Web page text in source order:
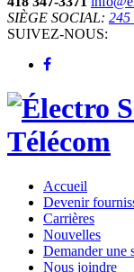
SIÈGE SOCIAL: 245
SUIVEZ-NOUS:
Accueil
Devenir
Carrières
Nouvelles
Demander une
Nous joindre